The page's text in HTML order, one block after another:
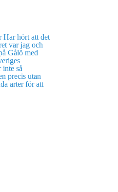
Har hört att det
var jag och
Gålö med
så
precis utan
arter för att